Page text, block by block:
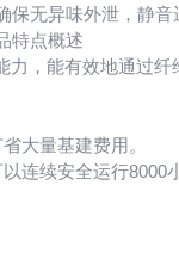
无异味外泄，静音
特点概述
，能有效地通过纤
大量基建费用。
续安全运行8000小